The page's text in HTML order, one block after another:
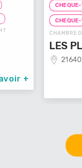
+
CHAMBRE
LES